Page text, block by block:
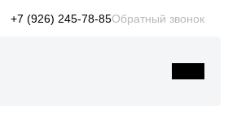
+7 (926) 245-78-85Обратный звонок